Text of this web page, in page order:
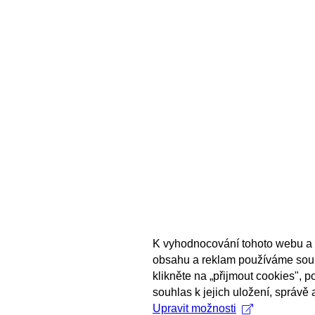
K vyhodnocování tohoto webu
obsahu a reklam používáme
klikněte na „přijmout cookies",
souhlas k jejich uložení, správě
Upravit možnosti